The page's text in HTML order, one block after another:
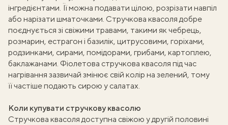
інгредієнтами. Її можна подавати цілою, розрізати навпіл
або нарізати шматочками. Стручкова квасоля добре
поєднується зі свіжими травами, такими як чебрець,
розмарин, естрагон і базилік, цитрусовими, горіхами,
родзинками, сирами, помідорами, грибами, картоплею,
баклажанами. Фіолетова стручкова квасоля під час
нагрівання зазвичай змінює свій колір на зелений, тому
її частіше подають сирою у салатах.
Коли купувати стручкову квасолю
Стручкова квасоля доступна свіжою у другій половині